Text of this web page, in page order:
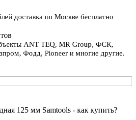
доставка по Москве бесплатно
ANT TEQ, MR Group, ФСК,
Фодд, Pioneer и многие другие.
125 мм Samtools - как купить?